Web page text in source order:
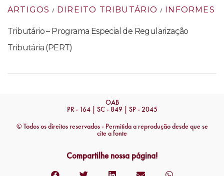
ARTIGOS / DIREITO TRIBUTÁRIO / INFORMES
Tributário – Programa Especial de Regularização
Tributária (PERT)
OAB
PR - 164 | SC - 849 | SP - 2045
© Todos os direitos reservados - Permitida a reprodução desde que se
cite a fonte
Compartilhe nossa página!